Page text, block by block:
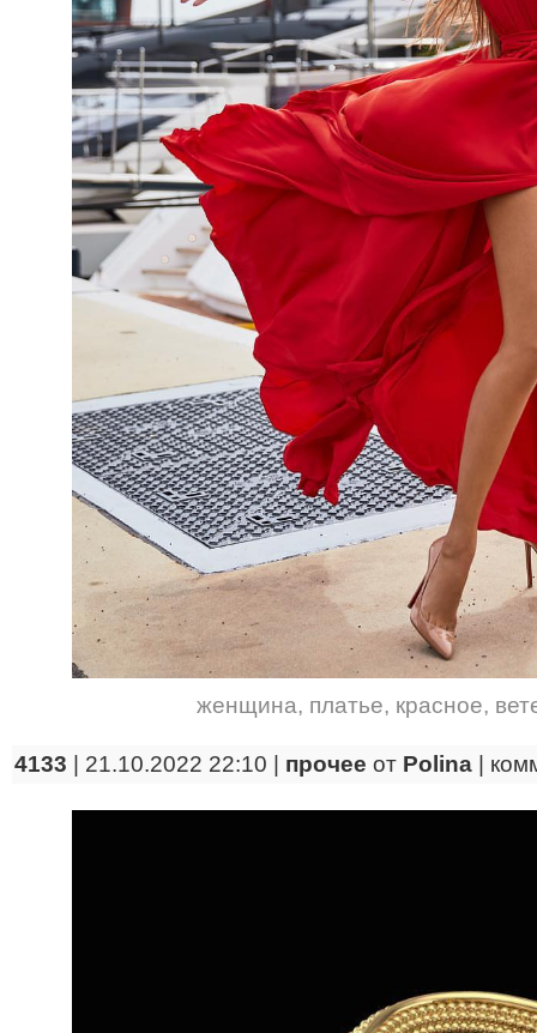
женщина, платье, красное,
4133 | 21.10.2022 22:10 | прочее от Polina